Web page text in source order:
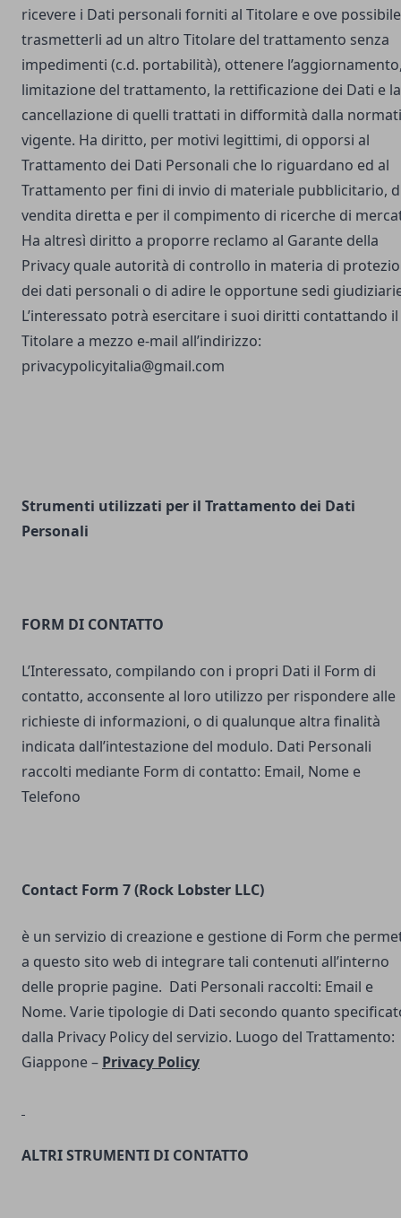
ricevere i Dati personali forniti al Titolare e ove possibile
trasmetterli ad un altro Titolare del trattamento senza
impedimenti (c.d. portabilità), ottenere
limitazione del trattamento, la rettificazione dei Dati e la
cancellazione di quelli trattati in difformità dalla
vigente. Ha diritto, per motivi legittimi, di opporsi al
Trattamento dei Dati Personali che lo riguardano ed al
Trattamento per fini di invio di materiale pubblicitario,
vendita diretta e per il compimento di ricerche di
Ha altresì diritto a proporre reclamo al Garante della
Privacy quale autorità di controllo in materia di
dei dati personali o di adire le opportune sedi
L’interessato potrà esercitare i suoi diritti contattando il
Titolare a mezzo e-mail all’indirizzo:
privacypolicyitalia@gmail.com
Strumenti utilizzati per il Trattamento dei Dati
Personali
FORM DI CONTATTO
L’Interessato, compilando con i propri Dati il Form di
contatto, acconsente al loro utilizzo per rispondere alle
richieste di informazioni, o di qualunque altra finalità
indicata dall’intestazione del modulo. Dati Personali
raccolti mediante Form di contatto: Email, Nome e
Telefono
Contact Form 7 (Rock Lobster LLC)
è un servizio di creazione e gestione di Form che
a questo sito web di integrare tali contenuti all’interno
delle proprie pagine. Dati Personali raccolti: Email e
Nome. Varie tipologie di Dati secondo quanto
dalla Privacy Policy del servizio. Luogo del Trattamento:
Giappone – Privacy Policy
ALTRI STRUMENTI DI CONTATTO